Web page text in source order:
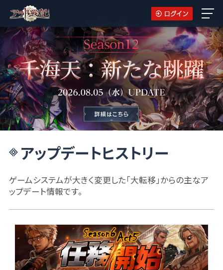
アップデートヒストリー
ゲームシステムが大きく変更した「大転移」からの主なア
ップデート情報です。